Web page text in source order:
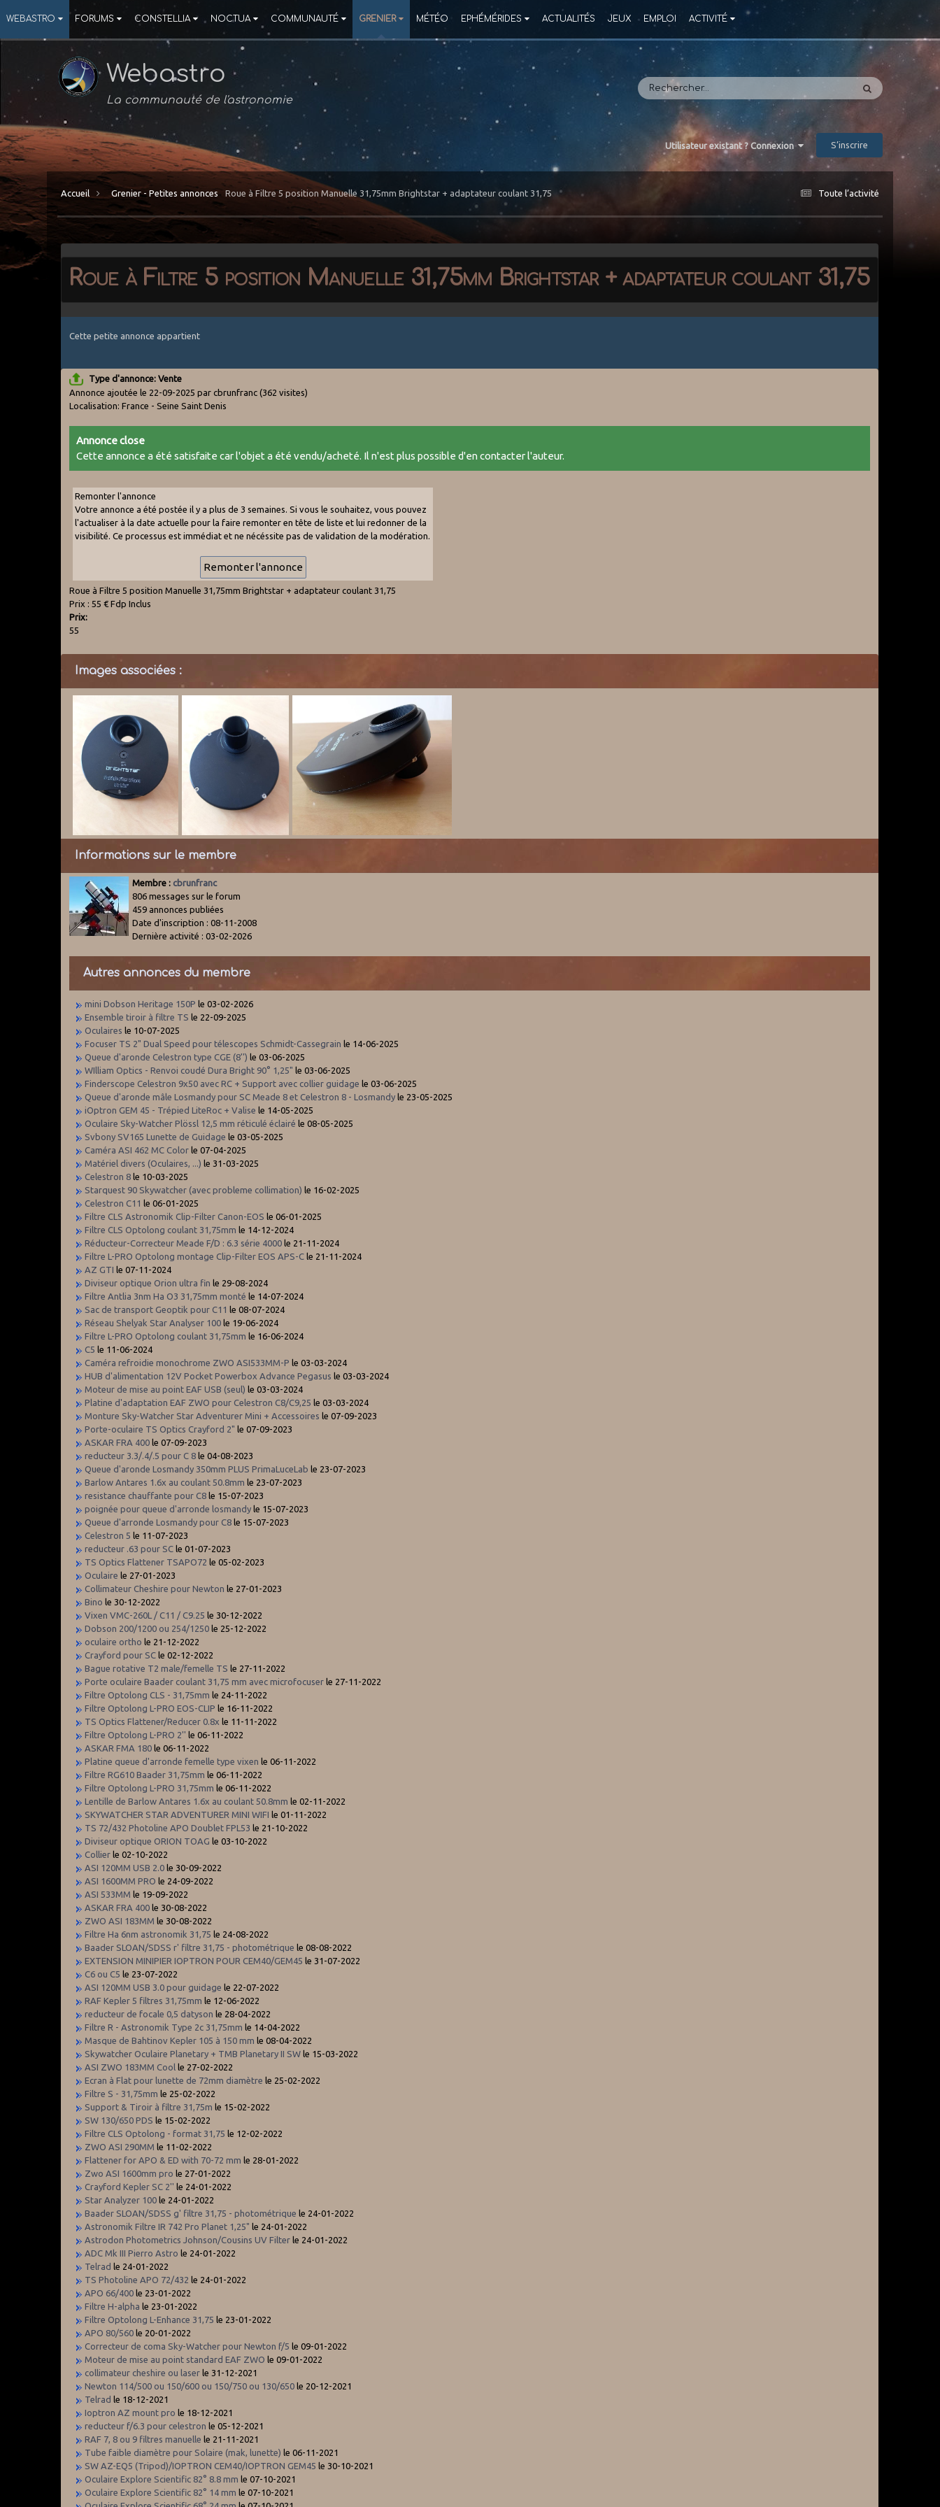
WEBASTRO FORUMS CONSTELLIA NOCTUA COMMUNAUTÉ GRENIER MÉTÉO EPHÉMÉRIDES ACTUALITÉS JEUX EMPLOI ACTIVITÉ
Webastro
La communauté de l'astronomie
Utilisateur existant ? Connexion S’inscrire
Toute l’activité
Accueil Grenier - Petites annonces Roue à Filtre 5 position Manuelle 31,75mm Brightstar + adaptateur coulant 31,75
Roue à Filtre 5 position Manuelle 31,75mm Brightstar + adaptateur coulant 31,75
Cette petite annonce appartient
Type d'annonce: Vente
Annonce ajoutée le 22-09-2025 par cbrunfranc(362 visites)
Localisation: France - Seine Saint Denis
Annonce close
Cette annonce a été satisfaite car l'objet a été vendu/acheté. Il n'est plus possible d'en contacter l'auteur.
Remonter l'annonce
Votre annonce a été postée il y a plus de 3 semaines. Si vous le souhaitez, vous pouvez
l'actualiser à la date actuelle pour la faire remonter en tête de liste et lui redonner de la
visibilité. Ce processus est immédiat et ne nécéssite pas de validation de la modération.
Roue à Filtre 5 position Manuelle 31,75mm Brightstar + adaptateur coulant 31,75
Prix : 55 € Fdp Inclus
Prix:
55
Images associées :
Informations sur le membre
Membre : cbrunfranc
806 messages sur le forum
459 annonces publiées
Date d'inscription : 08-11-2008
Dernière activité : 03-02-2026
Autres annonces du membre
mini Dobson Heritage 150P le 03-02-2026
Ensemble tiroir à filtre TS le 22-09-2025
Oculaires le 10-07-2025
Focuser TS 2" Dual Speed pour télescopes Schmidt-Cassegrain le 14-06-2025
Queue d'aronde Celestron type CGE (8'') le 03-06-2025
WIlliam Optics - Renvoi coudé Dura Bright 90° 1,25" le 03-06-2025
Finderscope Celestron 9x50 avec RC + Support avec collier guidage le 03-06-2025
Queue d'aronde mâle Losmandy pour SC Meade 8 et Celestron 8 - Losmandy le 23-05-2025
iOptron GEM 45 - Trépied LiteRoc + Valise le 14-05-2025
Oculaire Sky-Watcher Plössl 12,5 mm réticulé éclairé le 08-05-2025
Svbony SV165 Lunette de Guidage le 03-05-2025
Caméra ASI 462 MC Color le 07-04-2025
Matériel divers (Oculaires, ...) le 31-03-2025
Celestron 8 le 10-03-2025
Starquest 90 Skywatcher (avec probleme collimation) le 16-02-2025
Celestron C11 le 06-01-2025
Filtre CLS Astronomik Clip-Filter Canon-EOS le 06-01-2025
Filtre CLS Optolong coulant 31,75mm le 14-12-2024
Réducteur-Correcteur Meade F/D : 6.3 série 4000 le 21-11-2024
Filtre L-PRO Optolong montage Clip-Filter EOS APS-C le 21-11-2024
AZ GTI le 07-11-2024
Diviseur optique Orion ultra fin le 29-08-2024
Filtre Antlia 3nm Ha O3 31,75mm monté le 14-07-2024
Sac de transport Geoptik pour C11 le 08-07-2024
Réseau Shelyak Star Analyser 100 le 19-06-2024
Filtre L-PRO Optolong coulant 31,75mm le 16-06-2024
C5 le 11-06-2024
Caméra refroidie monochrome ZWO ASI533MM-P le 03-03-2024
HUB d'alimentation 12V Pocket Powerbox Advance Pegasus le 03-03-2024
Moteur de mise au point EAF USB (seul) le 03-03-2024
Platine d'adaptation EAF ZWO pour Celestron C8/C9,25 le 03-03-2024
Monture Sky-Watcher Star Adventurer Mini + Accessoires le 07-09-2023
Porte-oculaire TS Optics Crayford 2" le 07-09-2023
ASKAR FRA 400 le 07-09-2023
reducteur 3.3/.4/.5 pour C 8 le 04-08-2023
Queue d'aronde Losmandy 350mm PLUS PrimaLuceLab le 23-07-2023
Barlow Antares 1.6x au coulant 50.8mm le 23-07-2023
resistance chauffante pour C8 le 15-07-2023
poignée pour queue d'arronde losmandy le 15-07-2023
Queue d'arronde Losmandy pour C8 le 15-07-2023
Celestron 5 le 11-07-2023
reducteur .63 pour SC le 01-07-2023
TS Optics Flattener TSAPO72 le 05-02-2023
Oculaire le 27-01-2023
Collimateur Cheshire pour Newton le 27-01-2023
Bino le 30-12-2022
Vixen VMC-260L / C11 / C9.25 le 30-12-2022
Dobson 200/1200 ou 254/1250 le 25-12-2022
oculaire ortho le 21-12-2022
Crayford pour SC le 02-12-2022
Bague rotative T2 male/femelle TS le 27-11-2022
Porte oculaire Baader coulant 31,75 mm avec microfocuser le 27-11-2022
Filtre Optolong CLS - 31,75mm le 24-11-2022
Filtre Optolong L-PRO EOS-CLIP le 16-11-2022
TS Optics Flattener/Reducer 0.8x le 11-11-2022
Filtre Optolong L-PRO 2'' le 06-11-2022
ASKAR FMA 180 le 06-11-2022
Platine queue d'arronde femelle type vixen le 06-11-2022
Filtre RG610 Baader 31,75mm le 06-11-2022
Filtre Optolong L-PRO 31,75mm le 06-11-2022
Lentille de Barlow Antares 1.6x au coulant 50.8mm le 02-11-2022
SKYWATCHER STAR ADVENTURER MINI WIFI le 01-11-2022
TS 72/432 Photoline APO Doublet FPL53 le 21-10-2022
Diviseur optique ORION TOAG le 03-10-2022
Collier le 02-10-2022
ASI 120MM USB 2.0 le 30-09-2022
ASI 1600MM PRO le 24-09-2022
ASI 533MM le 19-09-2022
ASKAR FRA 400 le 30-08-2022
ZWO ASI 183MM le 30-08-2022
Filtre Ha 6nm astronomik 31,75 le 24-08-2022
Baader SLOAN/SDSS r' filtre 31,75 - photométrique le 08-08-2022
EXTENSION MINIPIER IOPTRON POUR CEM40/GEM45 le 31-07-2022
C6 ou C5 le 23-07-2022
ASI 120MM USB 3.0 pour guidage le 22-07-2022
RAF Kepler 5 filtres 31,75mm le 12-06-2022
reducteur de focale 0,5 datyson le 28-04-2022
Filtre R - Astronomik Type 2c 31,75mm le 14-04-2022
Masque de Bahtinov Kepler 105 à 150 mm le 08-04-2022
Skywatcher Oculaire Planetary + TMB Planetary II SW le 15-03-2022
ASI ZWO 183MM Cool le 27-02-2022
Ecran à Flat pour lunette de 72mm diamètre le 25-02-2022
Filtre S - 31,75mm le 25-02-2022
Support & Tiroir à filtre 31,75m le 15-02-2022
SW 130/650 PDS le 15-02-2022
Filtre CLS Optolong - format 31,75 le 12-02-2022
ZWO ASI 290MM le 11-02-2022
Flattener for APO & ED with 70-72 mm le 28-01-2022
Zwo ASI 1600mm pro le 27-01-2022
Crayford Kepler SC 2'' le 24-01-2022
Star Analyzer 100 le 24-01-2022
Baader SLOAN/SDSS g' filtre 31,75 - photométrique le 24-01-2022
Astronomik Filtre IR 742 Pro Planet 1,25" le 24-01-2022
Astrodon Photometrics Johnson/Cousins UV Filter le 24-01-2022
ADC Mk III Pierro Astro le 24-01-2022
Telrad le 24-01-2022
TS Photoline APO 72/432 le 24-01-2022
APO 66/400 le 23-01-2022
Filtre H-alpha le 23-01-2022
Filtre Optolong L-Enhance 31,75 le 23-01-2022
APO 80/560 le 20-01-2022
Correcteur de coma Sky-Watcher pour Newton f/5 le 09-01-2022
Moteur de mise au point standard EAF ZWO le 09-01-2022
collimateur cheshire ou laser le 31-12-2021
Newton 114/500 ou 150/600 ou 150/750 ou 130/650 le 20-12-2021
Telrad le 18-12-2021
Ioptron AZ mount pro le 18-12-2021
reducteur f/6.3 pour celestron le 05-12-2021
RAF 7, 8 ou 9 filtres manuelle le 21-11-2021
Tube faible diamètre pour Solaire (mak, lunette) le 06-11-2021
SW AZ-EQ5 (Tripod)/IOPTRON CEM40/IOPTRON GEM45 le 30-10-2021
Oculaire Explore Scientific 82° 8.8 mm le 07-10-2021
Oculaire Explore Scientific 82° 14 mm le 07-10-2021